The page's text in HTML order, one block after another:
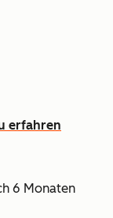
erfahren
6 Monaten